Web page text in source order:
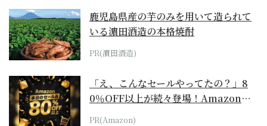
鹿児島県産の芋のみを用いて造られて
いる濵田酒造の本格焼酎
PR(濵田酒造)
「え、こんなセールやってたの？」8
0％OFF以上が続々登場！Amazonの
本気が...
PR(Amazon)